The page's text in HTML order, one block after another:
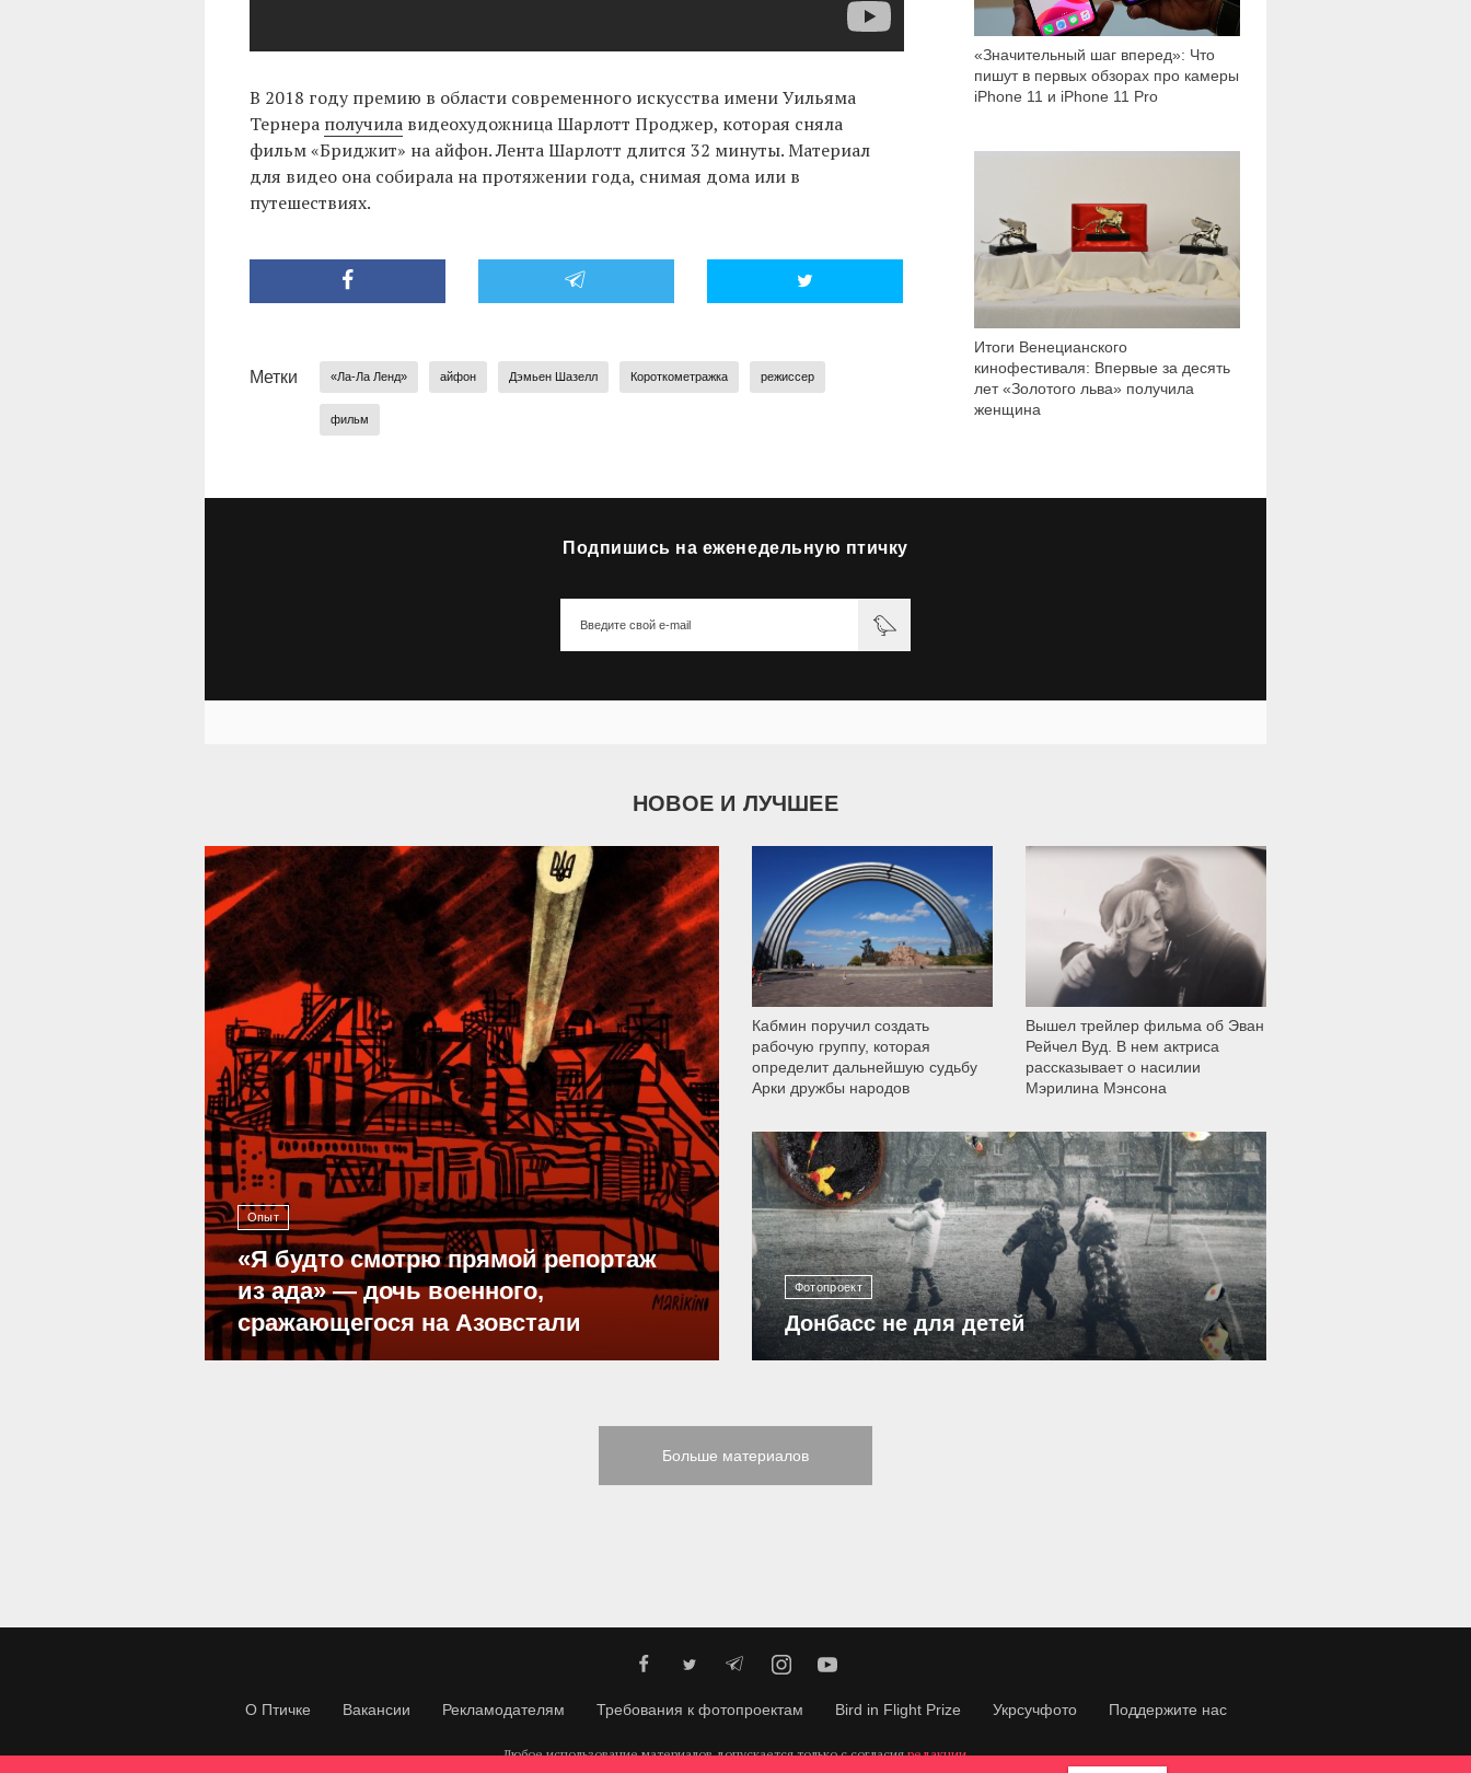
В 2018 году премию в области современного искусства имени Уильяма
Тернера получилавидеохудожница Шарлотт Проджер, которая сняла
фильм «Бриджит» на айфон. Лента Шарлотт длится 32 минуты. Материал
для видео она собирала на протяжении года, снимая дома или в
путешествиях.
Метки «Ла-Ла Ленд» айфон Дэмьен Шазелл Короткометражка режиссер
фильм
«Значительный шаг вперед»: Что
пишут в первых обзорах про камеры
iPhone 11 и iPhone 11 Pro
Итоги Венецианского
кинофестиваля: Впервые за десять
лет «Золотого льва» получила
женщина
Подпишись на еженедельную птичку
НОВОЕ И ЛУЧШЕЕ
Опыт
«Я будто смотрю прямой репортаж
из ада» — дочь военного,
сражающегося на Азовстали
39 287
Кабмин поручил создать
рабочую группу, которая
определит дальнейшую судьбу
Арки дружбы народов
9 787
Вышел трейлер фильма об Эван
Рейчел Вуд. В нем актриса
рассказывает о насилии
Мэрилина Мэнсона
Фотопроект
Донбасс не для детей
12 300
Больше материалов
О Птичке Вакансии Рекламодателям Требования к фотопроектам Bird in Flight Prize Укрсучфото Поддержите нас
Любое использование материалов допускается только с согласияредакции.